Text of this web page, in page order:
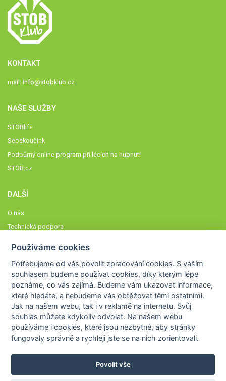
KONTAKT
mail: info@stobklub.cz
NAŠE SLUŽBY
STOBlife
Sebekoučink
Podpůrný online program při lécích na hubnutí
STOB.cz
DALŠÍ
O nás
Technická podpora
Členové STOBklubu
Zásady nakládání s osobními údaji
Otestujte se
Spočítejte si
Výzva 52
Používáme cookies
Potřebujeme od vás povolit zpracování cookies. S vaším
souhlasem budeme používat cookies, díky kterým lépe
poznáme,co vás zajímá. Budeme vám ukazovat informace,
které hledáte, a nebudeme vás obtěžovat těmi ostatními.
Jak na našem webu, tak i v reklamě na internetu. Svůj
souhlas můžete kdykoliv odvolat. Na našem webu
používáme i cookies, které jsou nezbytné, aby stránky
fungovaly správně a rychleji jste se na nich zorientovali.
Povolit vše